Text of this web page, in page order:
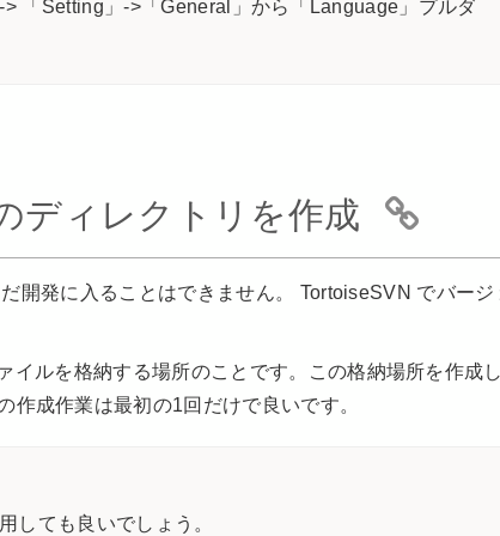
「Setting」->「General」から「Language」プルダ
ディレクトリを作成
開発に入ることはできません。 TortoiseSVN でバージ
イルを格納する場所のことです。この格納場所を作成
成作業は最初の1回だけで良いです。
しても良いでしょう。